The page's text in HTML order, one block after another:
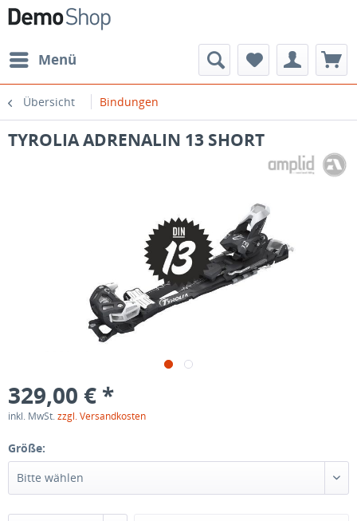
Menü
Übersicht Bindungen
TYROLIA ADRENALIN 13 SHORT
329,00 € *
inkl. MwSt.zzgl. Versandkosten
Größe:
Bitte wählen